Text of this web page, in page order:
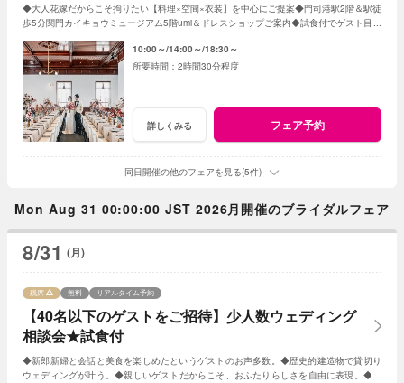
◆大人花嫁だからこそ拘りたい【料理×空間×衣装】を中心にご提案◆門司港駅2階＆駅徒
歩5分関門カイキョウミュージアム5階umi＆ドレスショップご案内◆試食付でゲスト目線
10:00～ 14:00～ 18:30～
2時間30分程度
詳しくみる フェア予約
同日開催の他のフェアを見る(5件)
Mon Aug 31 00:00:00 JST 2026月開催のブライダルフェア
8/31 (月)
【40名以下のゲストをご招待】少人数ウェディング
相談会★試食付
残席 無料 リアルタイム予約
◆新郎新婦と会話と美食を楽しめたというゲストのお声多数。◆歴史的建造物で貸切り
ウェディングが叶う。◆親しいゲストだからこそ、おふたりらしさを自由に表現。◆お